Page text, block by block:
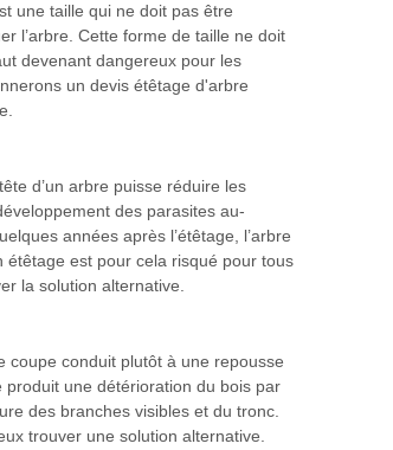
une taille qui ne doit pas être
l’arbre. Cette forme de taille ne doit
devenant dangereux pour les
un devis étêtage d'arbre
d’un arbre puisse réduire les
des parasites au-
années après l’étêtage, l’arbre
est pour cela risqué pour tous
la solution alternative.
coupe conduit plutôt à une repousse
une détérioration du bois par
des branches visibles et du tronc.
trouver une solution alternative.